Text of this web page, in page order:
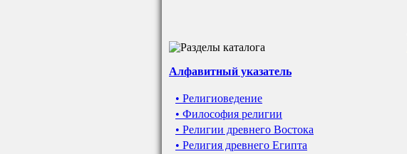
Алфавитный указатель
• Религиоведение
• Философия религии
• Религии древнего Востока
• Религия древнего Египта